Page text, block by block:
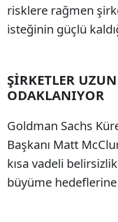
risklere rağmen
isteğinin güçlü
ŞİRKETLER
ODAKLANIYOR
Goldman Sachs
Başkanı Matt
kısa vadeli
büyüme hedeflerine